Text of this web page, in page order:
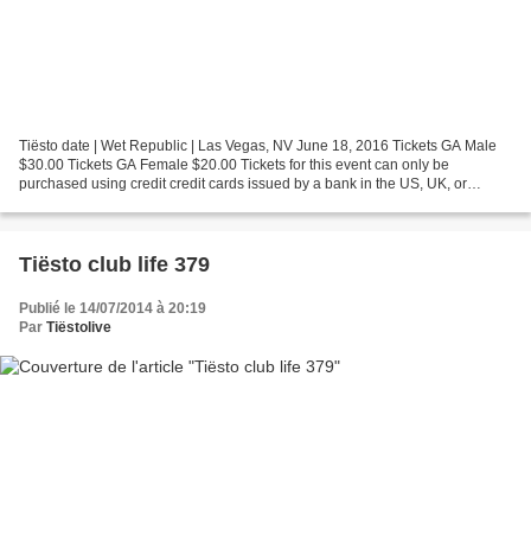
Tiësto date | Wet Republic | Las Vegas, NV June 18, 2016 Tickets GA Male
$30.00 Tickets GA Female $20.00 Tickets for this event can only be
purchased using credit credit cards issued by a bank in the US, UK, or
Tiësto club life 379
Publié le 14/07/2014 à 20:19
Par Tiëstolive